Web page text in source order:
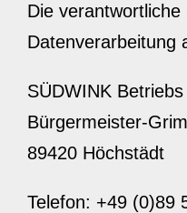
Die
Datenverarbeitung
SÜDWINK
Bürgermeister-
89420 Höchstädt
Telefon: +49 (0)89